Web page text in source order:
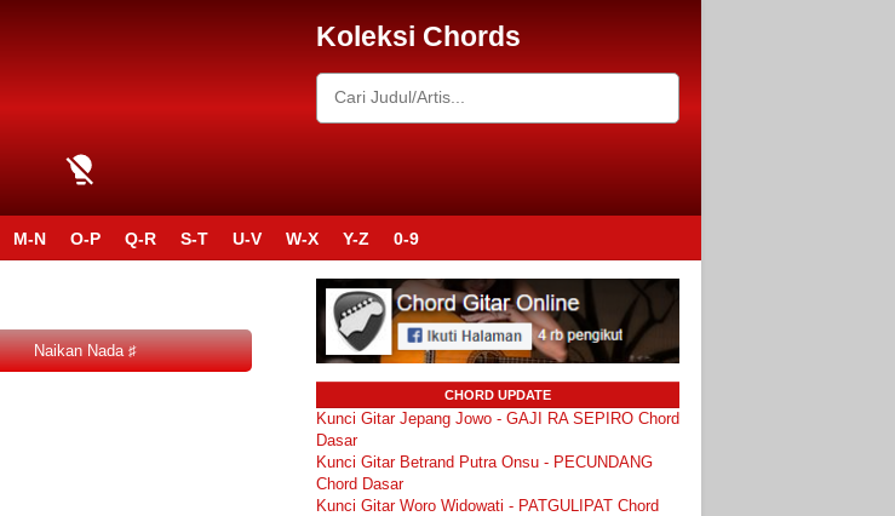
Koleksi Chords
M-N O-P Q-R S-T U-V W-X Y-Z 0-9
CHORD UPDATE
Kunci Gitar Jepang Jowo - GAJI RA SEPIRO Chord
Dasar
Kunci Gitar Betrand Putra Onsu - PECUNDANG
Chord Dasar
Kunci Gitar Woro Widowati - PATGULIPAT Chord